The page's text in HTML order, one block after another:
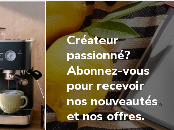
Créateur
passionné?
Abonnez-vous
pour recevoir
nos nouveautés
et nos offres.